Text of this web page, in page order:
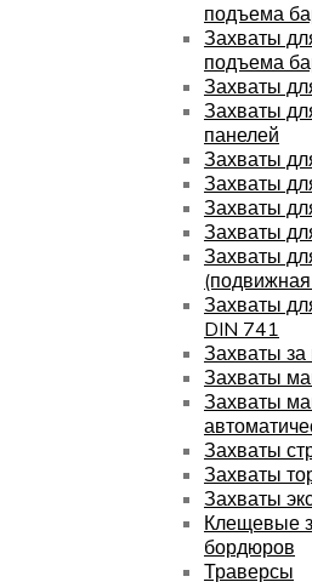
подъема
Захваты
подъема
Захваты
Захваты
панелей
Захваты
Захваты
Захваты
Захваты
Захваты
Захваты
DIN 741
Захваты за
Захваты
Захваты
Захваты
Захваты
Захваты
Клещевые
бордюров
Траверсы